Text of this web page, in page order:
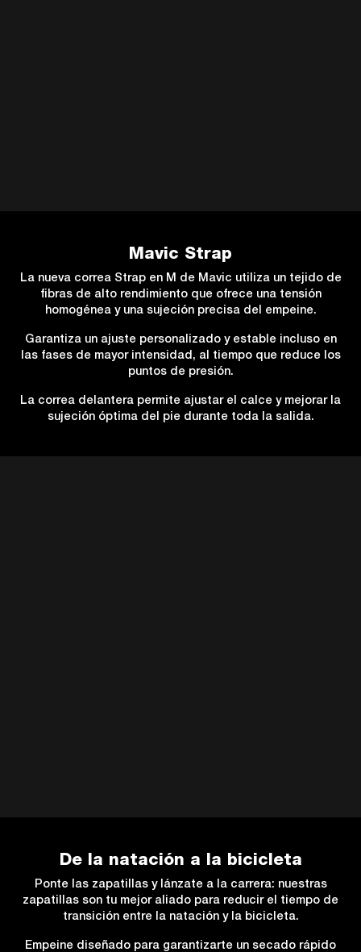
Mavic Strap
La nueva correa Strap en M de Mavic utiliza un tejido de
fibras de alto rendimiento que ofrece una tensión
homogénea y una sujeción precisa del empeine.
Garantiza un ajuste personalizado y estable incluso en
las fases de mayor intensidad, al tiempo que reduce los
puntos de presión.
La correa delantera permite ajustar el calce y mejorar la
sujeción óptima del pie durante toda la salida.
De la natación a la bicicleta
Ponte las zapatillas y lánzate a la carrera: nuestras
zapatillas son tu mejor aliado para reducir el tiempo de
transición entre la natación y la bicicleta.
Empeine diseñado para garantizarte un secado rápido